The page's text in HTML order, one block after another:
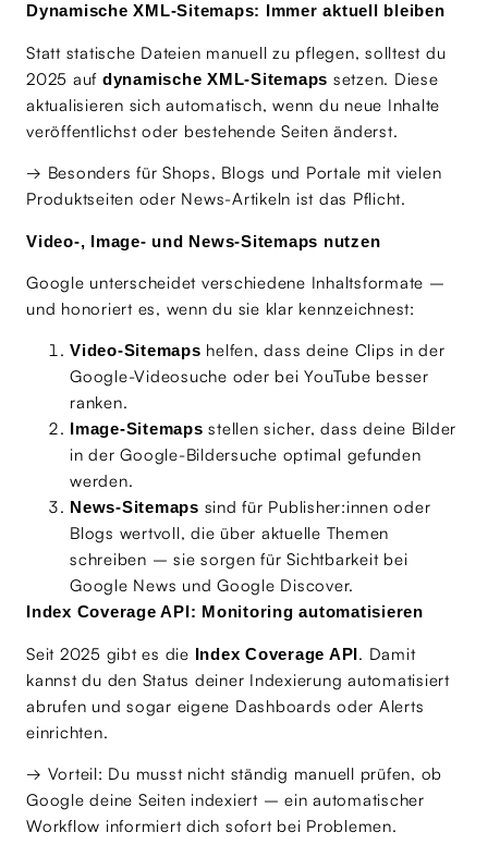
Dynamische XML-Sitemaps: Immer aktuell bleiben
Statt statische Dateien manuell zu pflegen, solltest du
2025 auf dynamische XML-Sitemaps setzen. Diese
aktualisieren sich automatisch, wenn du neue Inhalte
veröffentlichst oder bestehende Seiten änderst.
→ Besonders für Shops, Blogs und Portale mit vielen
Produktseiten oder News-Artikeln ist das Pflicht.
Video-, Image- und News-Sitemaps nutzen
Google unterscheidet verschiedene Inhaltsformate –
und honoriert es, wenn du sie klar kennzeichnest:
Video-Sitemaps helfen, dass deine Clips in der
Google-Videosuche oder bei YouTube besser
ranken.
Image-Sitemaps stellen sicher, dass deine Bilder
in der Google-Bildersuche optimal gefunden
werden.
News-Sitemaps sind für Publisher:innen oder
Blogs wertvoll, die über aktuelle Themen
schreiben – sie sorgen für Sichtbarkeit bei
Google News und Google Discover.
Index Coverage API: Monitoring automatisieren
Seit 2025 gibt es die Index Coverage API. Damit
kannst du den Status deiner Indexierung automatisiert
abrufen und sogar eigene Dashboards oder Alerts
einrichten.
→ Vorteil: Du musst nicht ständig manuell prüfen, ob
Google deine Seiten indexiert – ein automatischer
Workflow informiert dich sofort bei Problemen.